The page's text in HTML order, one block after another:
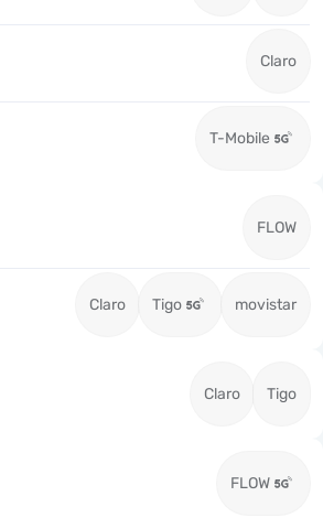
Claro
T-Mobile
FLOW
Claro Tigo movistar
Claro Tigo
FLOW